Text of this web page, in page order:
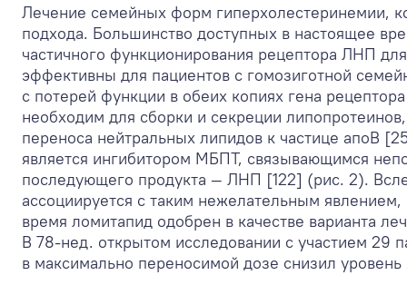
Лечение семейных форм гиперхолестеринемии,
подхода. Большинство доступных в настоящее
частичного функционирования рецептора ЛНП
эффективны для пациентов с гомозиготной
с потерей функции в обеих копиях гена
необходим для сборки и секреции
переноса нейтральных липидов к частице апоВ
является ингибитором МБПТ, связывающимся
последующего продукта — ЛНП [122] (рис. 2).
ассоциируется с таким нежелательным
время ломитапид одобрен в качестве варианта
В 78-нед. открытом исследовании с участием 29
в максимально переносимой дозе снизил